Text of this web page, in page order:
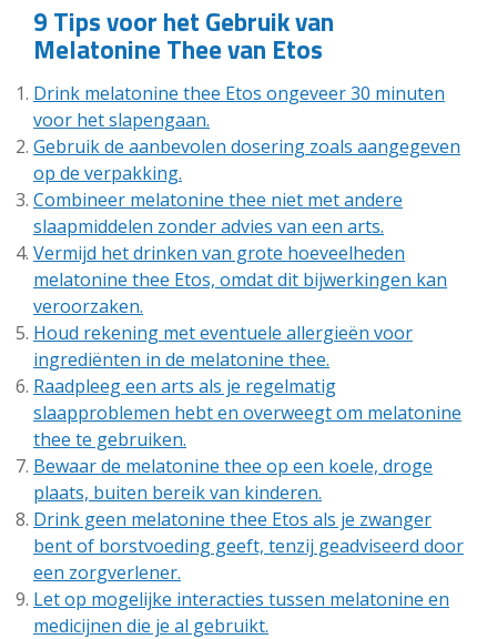
9 Tips voor het Gebruik van
Melatonine Thee van Etos
Drink melatonine thee Etos ongeveer 30 minuten
voor het slapengaan.
Gebruik de aanbevolen dosering zoals aangegeven
op de verpakking.
Combineer melatonine thee niet met andere
slaapmiddelen zonder advies van een arts.
Vermijd het drinken van grote hoeveelheden
melatonine thee Etos, omdat dit bijwerkingen kan
veroorzaken.
Houd rekening met eventuele allergieën voor
ingrediënten in de melatonine thee.
Raadpleeg een arts als je regelmatig
slaapproblemen hebt en overweegt om melatonine
thee te gebruiken.
Bewaar de melatonine thee op een koele, droge
plaats, buiten bereik van kinderen.
Drink geen melatonine thee Etos als je zwanger
bent of borstvoeding geeft, tenzij geadviseerd door
een zorgverlener.
Let op mogelijke interacties tussen melatonine en
medicijnen die je al gebruikt.